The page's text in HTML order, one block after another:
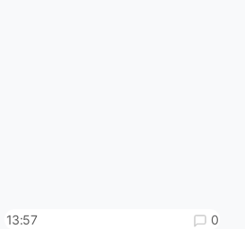
13:57 0